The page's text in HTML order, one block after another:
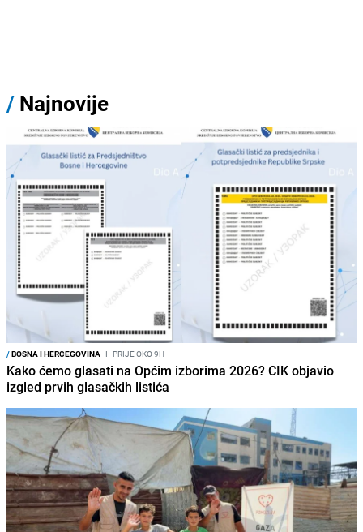
/ Najnovije
/BOSNA I HERCEGOVINA I PRIJE OKO 9H
Kako ćemo glasati na Općim izborima 2026? CIK objavio
izgled prvih glasačkih listića